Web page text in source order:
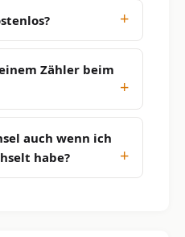
Zähler beim
auch wenn ich
habe?